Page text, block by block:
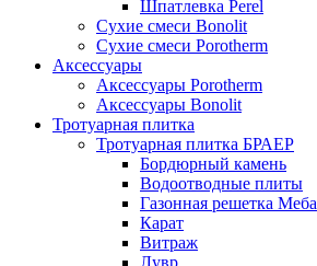
Шпатлевка Perel
Сухие смеси Bonolit
Сухие смеси Porotherm
Аксессуары
Аксессуары Porotherm
Аксессуары Bonolit
Тротуарная плитка
Тротуарная плитка БРАЕР
Бордюрный камень
Водоотводные плиты
Газонная решетка Меба
Карат
Витраж
Лувр